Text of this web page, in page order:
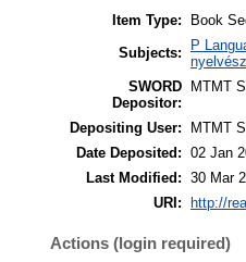
Item Type:
Book
Subjects:
P
SWORD
Depositor:
MTMT
Depositing User:
MTMT
Date Deposited: 02 Jan
Last Modified: 30 Mar
URI:
http://
Actions (login required)